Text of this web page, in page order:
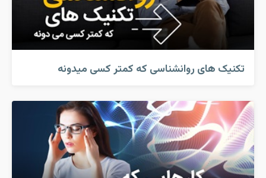
تکنیک های روانشناسی که کمتر کسی میدونه